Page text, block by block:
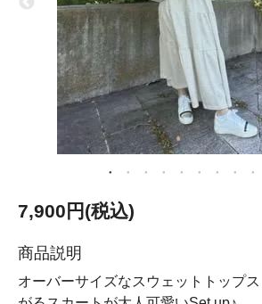
7,900円(税込)
商品説明
オーバーサイズなスウェットトップ